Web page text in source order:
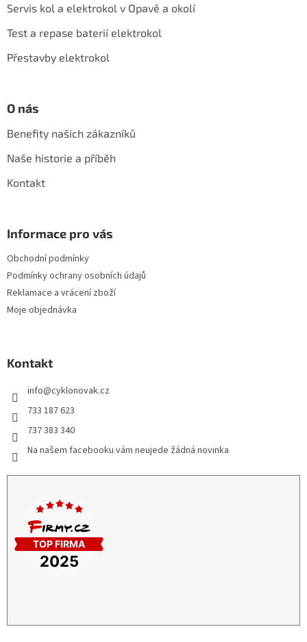
Servis kol a elektrokol v Opavě a okolí
Test a repase baterií elektrokol
Přestavby elektrokol
O nás
Benefity našich zákazníků
Naše historie a příběh
Kontakt
Informace pro vás
Obchodní podmínky
Podmínky ochrany osobních údajů
Reklamace a vrácení zboží
Moje objednávka
Kontakt
info@cyklonovak.cz
733 187 623
737 383 340
Na našem facebooku vám neujede žádná novinka